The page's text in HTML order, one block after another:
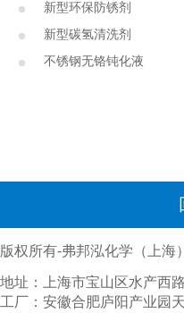
新型环保防锈剂
新型碳氢清洗剂
不锈钢无铬钝化液
版权所有-弗邦泓化学（上海
地址：上海市宝山区水产西
工厂：安徽合肥庐阳产业园